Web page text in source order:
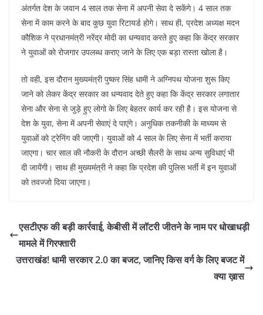
अंतर्गत देश के जवान 4 साल तक सेना में अपनी सेवा दे सकेंगे। 4 साल तक
सेना में काम करने के बाद कुछ युवा रिटायर्ड होगे। साथ ही, प्रदेश अध्यक्ष मदन
कौशिक ने प्रधानमंत्री नरेंद्र मोदी का धन्यवाद करते हुए कहा कि केंद्र सरकार
ने युवाओं को रोजगार उपलब्ध कराए जाने के लिए एक बड़ा रास्ता खोला है।
तो वही, इस दौरान मुख्यमंत्री पुष्कर सिंह धामी ने अग्निपथ योजना शुरू किए
जाने को लेकर केंद्र सरकार का धन्यवाद देते हुए कहा कि केंद्र सरकार लगातार
सेना और सेना से जुड़े हुए लोगो के लिए बेहतर कार्य कर रही है। इस योजना से
देश के युवा, सेना में अपनी सेवाएं दे पाएंगे। अनुधिक तकनीकी के माध्यम से
युवाओं को ट्रेनिंग की जाएगी। युवाओं को 4 साल के लिए सेना में भर्ती कराया
जाएगा। चार साल की नौकरी के दौरान अच्छी सैलरी के साथ अन्य सुविधाएं भी
दी जायेंगी। साथ ही मुख्यमंत्री ने कहा कि प्रदेश की पुलिस भर्ती में इन युवाओं
को तवज्जो दिया जाएगा।
एसटीएफ की बड़ी कार्रवाई, केबीसी में लॉटरी जीतने के नाम पर धोखाधड़ी
मामले में गिरफ्तारी
उत्तराखंड! धामी सरकार 2.0 का बजट, जानिए किस वर्ग के लिए बजट में
क्या ख़ास